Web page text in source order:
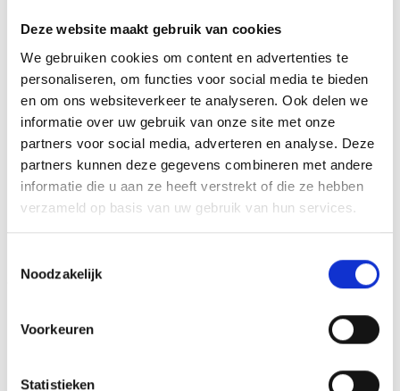
Deze website maakt gebruik van cookies
We gebruiken cookies om content en advertenties te
personaliseren, om functies voor social media te bieden
en om ons websiteverkeer te analyseren. Ook delen we
informatie over uw gebruik van onze site met onze
partners voor social media, adverteren en analyse. Deze
partners kunnen deze gegevens combineren met andere
informatie die u aan ze heeft verstrekt of die ze hebben
verzameld op basis van uw gebruik van hun services.
Noodzakelijk
Voorkeuren
Statistieken
LEVERTIJD 2 werkdagen
GERELATEERDE PRODUCTEN
Toevoegen
verlanglijst
Toevoegen
verlanglijst
Marmer Blok M431